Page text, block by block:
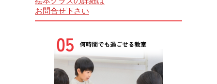
お問合せ下さい